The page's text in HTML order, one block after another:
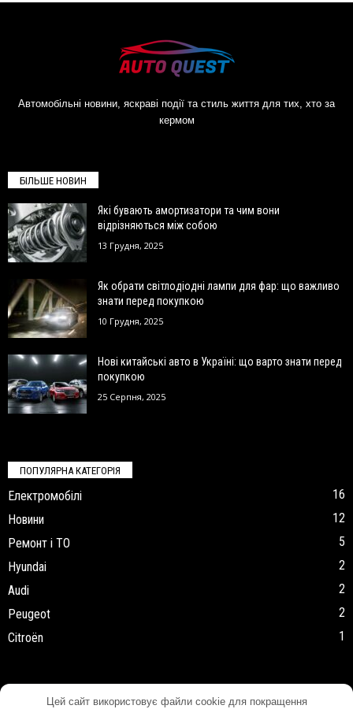
Автомобільні новини, яскраві події та стиль життя для тих, хто за
кермом
БІЛЬШЕ НОВИН
Які бувають амортизатори та чим вони
відрізняються між собою
13 Грудня, 2025
Як обрати світлодіодні лампи для фар: що важливо
знати перед покупкою
10 Грудня, 2025
Нові китайські авто в Україні: що варто знати перед
покупкою
25 Серпня, 2025
ПОПУЛЯРНА КАТЕГОРІЯ
Електромобілі
16
Новини
12
Ремонт і ТО
5
Hyundai
2
Audi
2
Peugeot
2
Citroën
1
Цей сайт використовує файли cookie для покращення